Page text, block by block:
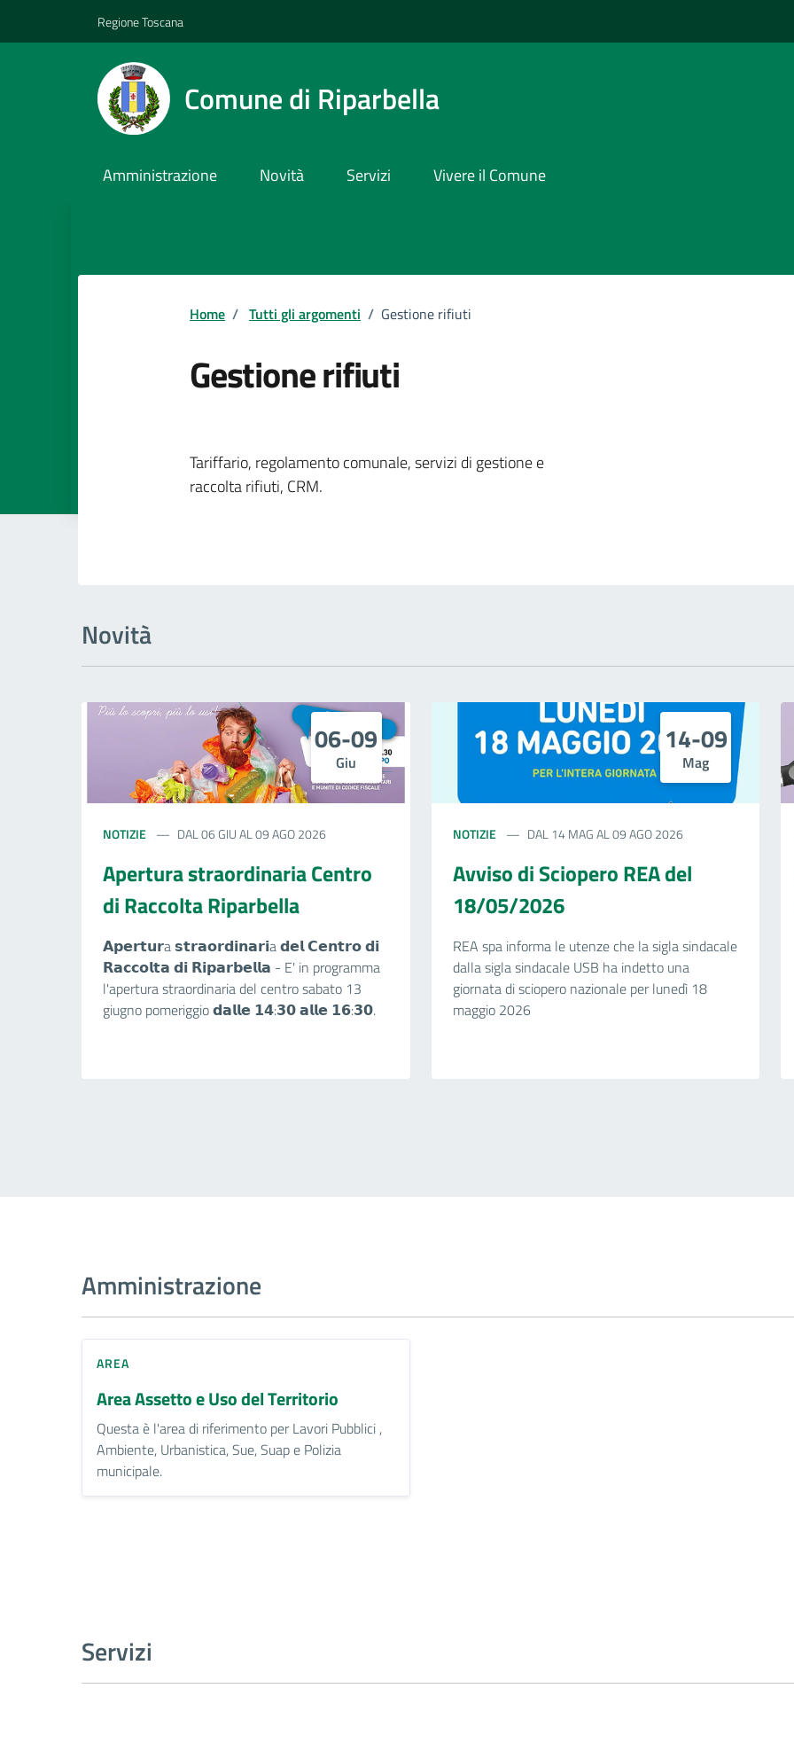
Regione Toscana
Comune di Riparbella
Amministrazione Novità Servizi Vivere il Comune
Home / Tutti gli argomenti / Gestione rifiuti
Gestione rifiuti
Tariffario, regolamento comunale, servizi di gestione e
raccolta rifiuti, CRM.
Novità
06-09
Giu
NOTIZIE DAL 06 GIU AL 09 AGO 2026
Apertura straordinaria Centro
di Raccolta Riparbella
𝗔𝗽𝗲𝗿𝘁𝘂𝗿a 𝘀𝘁𝗿𝗮𝗼𝗿𝗱𝗶𝗻𝗮𝗿𝗶a 𝗱𝗲𝗹 𝗖𝗲𝗻𝘁𝗿𝗼 𝗱𝗶
𝗥𝗮𝗰𝗰𝗼𝗹𝘁𝗮 𝗱𝗶 𝗥𝗶𝗽𝗮𝗿𝗯𝗲𝗹𝗹𝗮 - E' in programma
l'apertura straordinaria del centro sabato 13
giugno pomeriggio 𝗱𝗮𝗹𝗹𝗲 𝟭𝟰:𝟯𝟬 𝗮𝗹𝗹𝗲 𝟭𝟲:𝟯𝟬.
14-09
Mag
NOTIZIE DAL 14 MAG AL 09 AGO 2026
Avviso di Sciopero REA del
18/05/2026
REA spa informa le utenze che la sigla sindacale
dalla sigla sindacale USB ha indetto una
giornata di sciopero nazionale per lunedì 18
maggio 2026
Amministrazione
AREA
Area Assetto e Uso del Territorio
Questa è l'area di riferimento per Lavori Pubblici ,
Ambiente, Urbanistica, Sue, Suap e Polizia
municipale.
Servizi